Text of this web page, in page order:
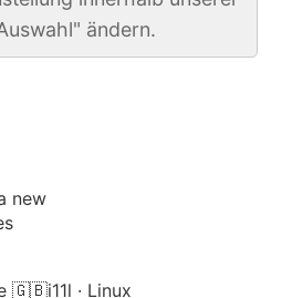
ändern.
new
🇬🇧i11l · Linux